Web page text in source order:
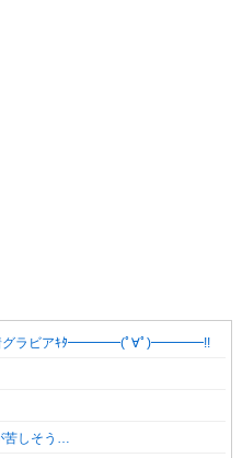
着グラビアｷﾀ━━━━(ﾟ∀ﾟ)━━━━!!
苦しそう…